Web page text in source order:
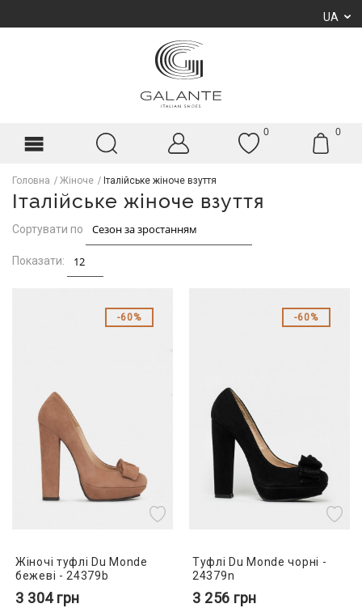
UA
0 0
Головна Жіноче Італійське жіноче взуття
Італійське жіноче взуття
Сортувати по
Показати:
60%
Жіночі туфлі Du Monde
бежеві - 24379b
3 304грн
60%
Туфлі Du Monde чорні -
24379n
3 256 грн